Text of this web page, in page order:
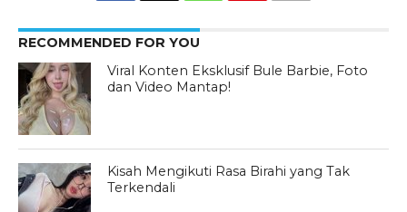
RECOMMENDED FOR YOU
Viral Konten Eksklusif Bule Barbie, Foto
dan Video Mantap!
Kisah Mengikuti Rasa Birahi yang Tak
Terkendali